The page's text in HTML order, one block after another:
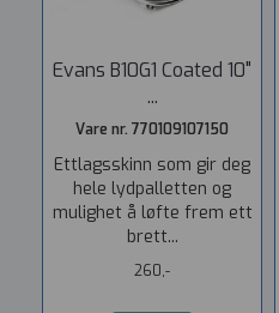
Evans B10G1 Coated 10"
...
Vare nr. 770109107150
Ettlagsskinn som gir deg
hele lydpalletten og
mulighet å løfte frem ett
brett...
260,-